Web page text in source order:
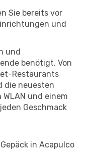
Sie bereits vor
und
und
benötigt. Von
Restaurants
die neuesten
und einem
Geschmack
in Acapulco